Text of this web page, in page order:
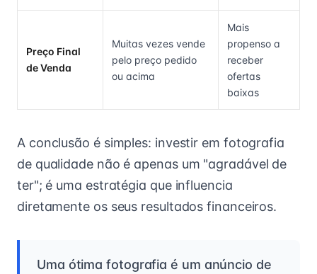
Preço Final
de Venda
Muitas vezes vende
pelo preço pedido
ou acima
Mais
propenso a
receber
ofertas
baixas
A conclusão é simples: investir em fotografia
de qualidade não é apenas um "agradável de
ter"; é uma estratégia que influencia
diretamente os seus resultados financeiros.
Uma ótima fotografia é um anúncio de